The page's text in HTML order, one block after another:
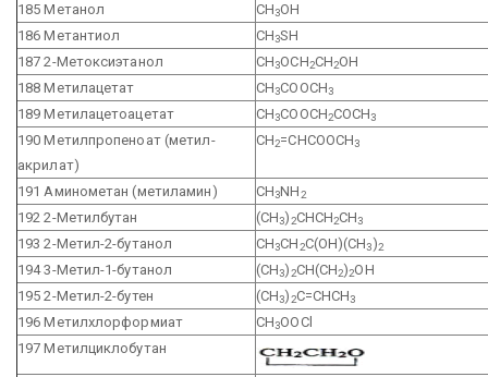
185 Метанол СН3ОН
186 Метантиол
CH3SH
187 2-Метоксиэтанол
СН3ОСН2СН2ОН
188 Метилацетат
СН3СООСН3
189 Метилацетоацетат СН3СООСН2СОСН3
190 Метилпропеноат (метил-
акрилат)
СН2=СНСООСН3
191 Аминометан (метиламин) CH3NH2
192 2-Метилбутан (СН3)2СНСН2СН3
193 2-Метил-2-бутанол СН3СН2С(ОН)(СН3)2
194 3-Метил-1-бутанол (СН3)2СН(СН2)2ОН
195 2-Метил-2-бутен
(СН3)2С=СНСН3
196 Метилхлорформиат СН3ООСl
197 Метилциклобутан